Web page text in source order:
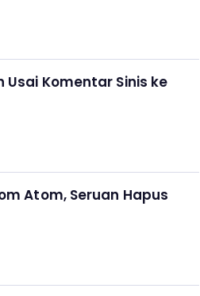
Usai Komentar Sinis ke
Atom, Seruan Hapus